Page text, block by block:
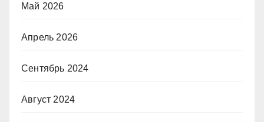
Май 2026
Апрель 2026
Сентябрь 2024
Август 2024